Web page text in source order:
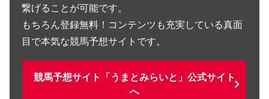
繋げることが可能です。
もちろん登録無料！コンテンツも充実している真面
目で本気な競馬予想サイトです。
競馬予想サイト「うまとみらいと」公式サイト
へ